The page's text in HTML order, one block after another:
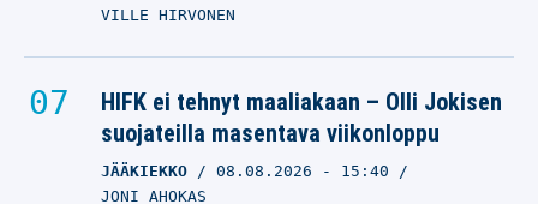
VILLE HIRVONEN
HIFK ei tehnyt maaliakaan – Olli Jokisen
suojateilla masentava viikonloppu
JÄÄKIEKKO 08.08.2026 - 15:40
JONI AHOKAS